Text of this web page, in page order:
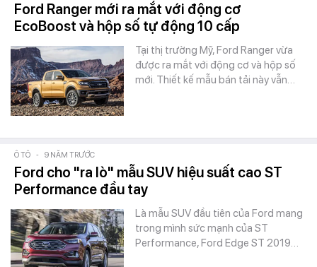
Ford Ranger mới ra mắt với động cơ
EcoBoost và hộp số tự động 10 cấp
Tại thị trường Mỹ, Ford Ranger vừa
được ra mắt với động cơ và hộp số
mới. Thiết kế mẫu bán tải này vẫn…
Ô TÔ - 9 NĂM TRƯỚC
Ford cho "ra lò" mẫu SUV hiệu suất cao ST
Performance đầu tay
Là mẫu SUV đầu tiên của Ford mang
trong mình sức mạnh của ST
Performance, Ford Edge ST 2019…